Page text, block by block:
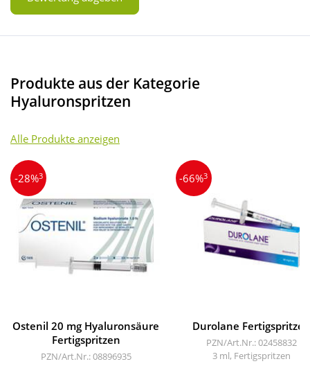
Produkte aus der Kategorie
Hyaluronspritzen
Alle Produkte anzeigen
-28%3
Ostenil 20 mg Hyaluronsäure
Fertigspritzen
PZN/Art.Nr.: 08896935
-66%3
Durolane Fertigspritzen
PZN/Art.Nr.: 02458832
3 ml, Fertigspritzen